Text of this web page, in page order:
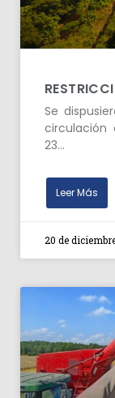
Se
circulación
23…
Leer Más
20 de